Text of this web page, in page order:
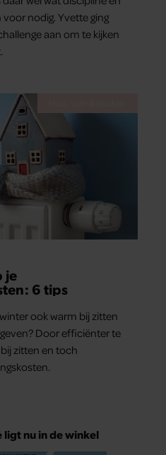
nodig. Yvette ging
aan om te kijken
je
6 tips
ook warm bij zitten
te
ligt nu in de winkel